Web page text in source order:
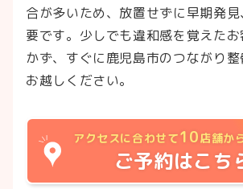
合が多いため、放置せずに早期発
要です。少しでも違和感を覚えた
かず、すぐに鹿児島市のつながり
お越しください。
アクセスに合わせて10店舗か
ご予約はこち